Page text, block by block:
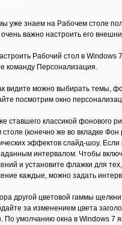
уже знаем на Рабочем столе
важно настроить его
Рабочий стол в Windows
команду Персонализация.
видите можно выбирать темы,
посмотрим окно
ставшего классикой фонового
столе (конечно же во вкладке
эффектов слайд-шоу. Если
интервалом. Чтобы
и установите флажки для
каждые, можно задать
другой цветовой гаммы
за изменением цвета
По умолчанию окна в Windows 7